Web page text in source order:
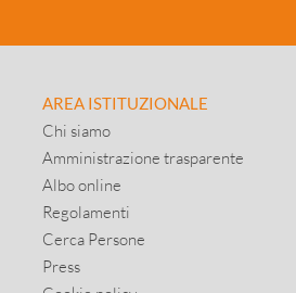
AREA ISTITUZIONALE
Chi siamo
Amministrazione trasparente
Albo online
Regolamenti
Cerca Persone
Press